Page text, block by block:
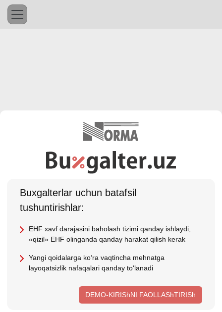
Buхgalterlar uchun batafsil
tushuntirishlar:
EHF хavf darajasini baholash tizimi qanday ishlaydi,
«qizil» EHF olinganda qanday harakat qilish kerak
Yangi qoidalarga koʻra vaqtincha mehnatga
layoqatsizlik nafaqalari qanday toʻlanadi
DEMO-KIRIShNI FAOLLAShTIRISh